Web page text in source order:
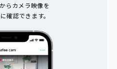
らカメラ映像を
確認できます。